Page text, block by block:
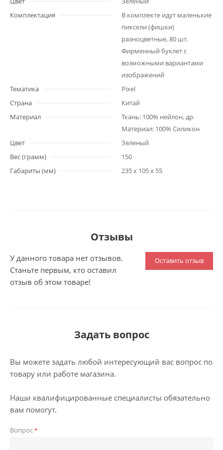
Комплектация
В комплекте идут маленькие
пиксели (фишки)
разноцветные, 80 шт.
Фирменный буклет с
возможными вариантами
изображений
Тематика
Pixel
Страна
Китай
Материал
Ткань: 100% нейлон, др.
Материал: 100% Силикон
Цвет
Зеленый
Вес (грамм)
150
Габариты (мм)
235 x 105 x 55
Отзывы
Оставить отзыв
У данного товара нет отзывов.
Станьте первым, кто оставил
отзыв об этом товаре!
Задать вопрос
Вы можете задать любой интересующий вас вопрос по
товару или работе магазина.
Наши квалифицированные специалисты обязательно
вам помогут.
Вопрос*